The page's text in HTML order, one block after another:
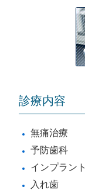
診療内容
無痛治療
予防歯科
インプラント
入れ歯